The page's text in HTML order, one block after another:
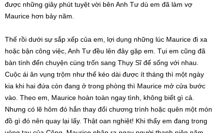
được những giây phút tuyệt vời bên Anh Tư dù em đã làm vợ
Maurice hơn bảy năm.
Thế rồi dưới sự sắp xếp của em, lợi dụng những lúc Maurice đi xa
hoặc bận công việc, Anh Tư đều lên đây gặp em. Tụi em cũng đã
bàn tính đến chuyện cùng trốn sang Thụy Sĩ để sống với nhau.
Cuộc ái ân vụng trộm như thế kéo dài được ít tháng thì một ngày
kia khi hai đứa còn đang ở trong phòng thì Maurice mở cửa bước
vào. Theo em, Maurice hoàn toàn ngay tình, không biết gì cả.
Nhưng có lẽ hôm đó hắn thay đổi chương trình hoặc quên một món
đồ gì đó nên quay lại lấy. Thật oan nghiệt! Khi thấy em đang trong